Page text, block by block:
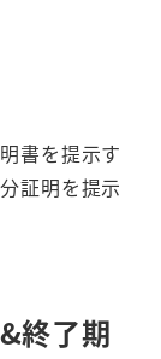
書を提示す
証明を提示
終了期